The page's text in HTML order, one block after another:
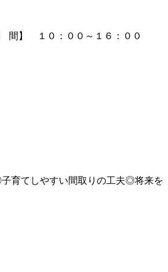
間】 １０：００～１６：００
育てしやすい間取りの工夫◎将来を